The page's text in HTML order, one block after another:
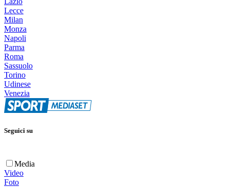
Lecce
Milan
Monza
Napoli
Parma
Roma
Sassuolo
Torino
Udinese
Venezia
Seguici su
Media
Video
Foto